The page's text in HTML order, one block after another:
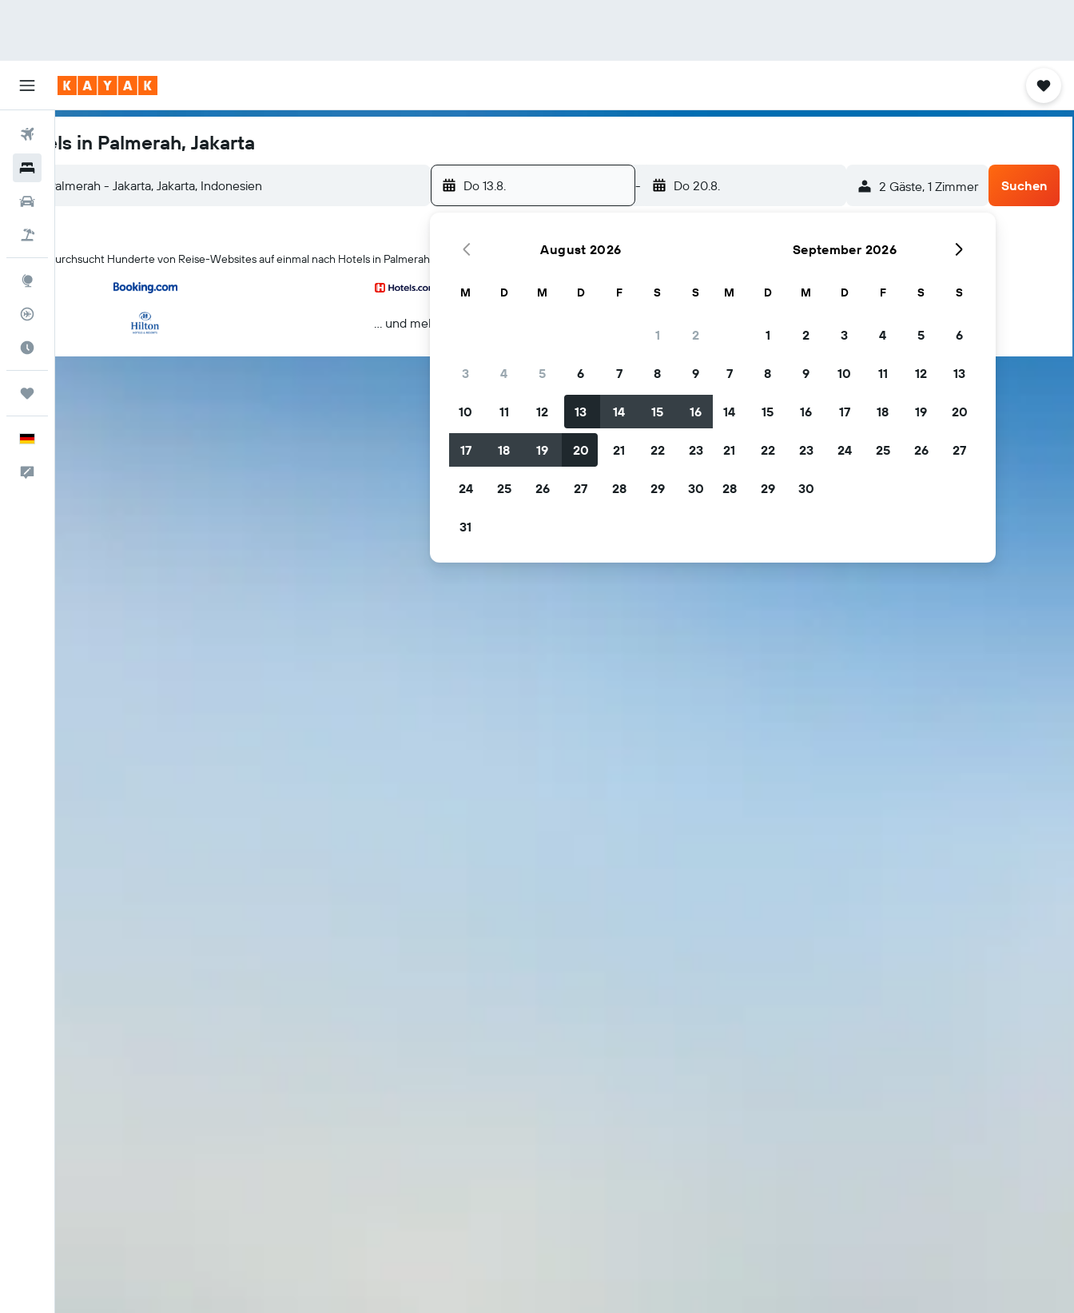
Flüge
Hotels in Palmerah, Jakarta
Do 13.8. - Do 20.8. 2 Gäste, 1 Zimmer Suchen
KAYAK durchsucht Hunderte von Reise-Websites auf einmal nach Hotels in Palmerah
… und mehr
August 2026
M D M D F S S
1 2
3 4 5 6 7 8 9
10 11 12 13 14 15 16
17 18 19 20 21 22 23
24 25 26 27 28 29 30
31
September 2026
M D M D F S S
1 2 3 4 5 6
7 8 9 10 11 12 13
14 15 16 17 18 19 20
21 22 23 24 25 26 27
28 29 30